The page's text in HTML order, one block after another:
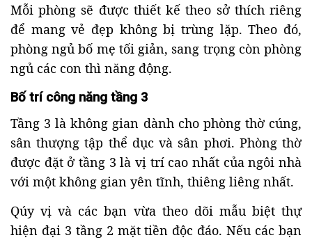
Mỗi phòng sẽ được thiết kế theo sở thích riêng
để mang vẻ đẹp không bị trùng lặp. Theo đó,
phòng ngủ bố mẹ tối giản, sang trọng còn phòng
ngủ các con thì năng động.
Bố trí công năng tầng 3
Tầng 3 là không gian dành cho phòng thờ cúng,
sân thượng tập thể dục và sân phơi. Phòng thờ
được đặt ở tầng 3 là vị trí cao nhất của ngôi nhà
với một không gian yên tĩnh, thiêng liêng nhất.
Qúy vị và các bạn vừa theo dõi mẫu biệt thự
hiện đại 3 tầng 2 mặt tiền độc đáo. Nếu các bạn